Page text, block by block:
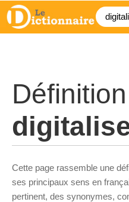
Définition
Cette page rassemble une
ses principaux sens en
pertinent, des synonymes,